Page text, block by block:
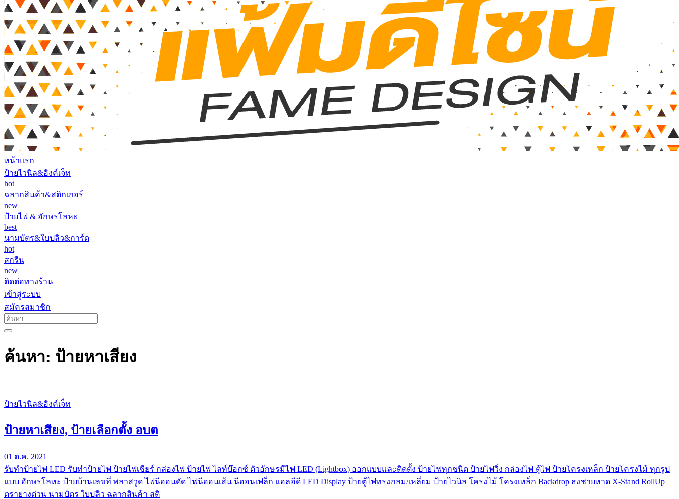
หน้าแรก
ป้ายไวนิล&อิงค์เจ็ท
hot
ฉลากสินค้า&สติกเกอร์
new
ป้ายไฟ & อักษรโลหะ
best
นามบัตร&ใบปลิว&การ์ด
hot
สกรีน
new
ติดต่อทางร้าน
เข้าสู่ระบบ
สมัครสมาชิก
ค้นหา: ป้ายหาเสียง
ป้ายไวนิล&อิงค์เจ็ท
ป้ายหาเสียง, ป้ายเลือกตั้ง อบต
01 ต.ค. 2021
รับทําป้ายไฟ LED รับทำป้ายไฟ ป้ายไฟเชียร์ กล่องไฟ ป้ายไฟ ไลท์บ๊อกซ์ ตัวอักษรมีไฟ LED (Lightbox) ออกแบบและติดตั้ง ป้ายไฟทุกชนิด ป้ายไฟวิ่ง กล่องไฟ ตู้ไฟ ป้ายโครงเหล็ก ป้ายโครงไม้ ทุกรูป
แบบ อักษรโลหะ ป้ายบ้านเลขที่ พลาสวูด ไฟนีออนดัด ไฟนีออนเส้น นีออนเฟล็ก แอลอีดี LED Display ป้ายตู้ไฟทรงกลม/เหลี่ยม ป้ายไวนิล โครงไม้ โครงเหล็ก Backdrop ธงชายหาด X-Stand RollUp
ตรายางด่วน นามบัตร ใบปลิว ฉลากสินค้า สติ